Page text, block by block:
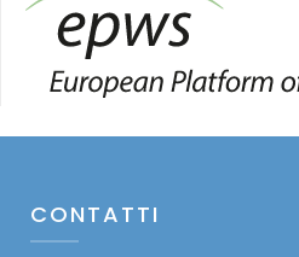
CONTATTI